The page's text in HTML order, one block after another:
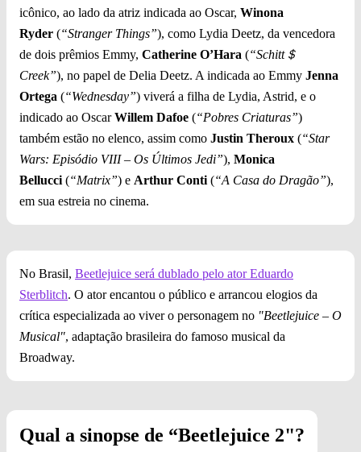
icônico, ao lado da atriz indicada ao Oscar, Winona
Ryder (“Stranger Things”), como Lydia Deetz, da vencedora
de dois prêmios Emmy, Catherine O’Hara (“Schitt＄
Creek”), no papel de Delia Deetz. A indicada ao Emmy Jenna
Ortega (“Wednesday”) viverá a filha de Lydia, Astrid, e o
indicado ao OscarWillem Dafoe (“Pobres Criaturas”)
também estão no elenco, assim como Justin Theroux (“Star
Wars: Episódio VIII – Os Últimos Jedi”), Monica
Bellucci (“Matrix”) e Arthur Conti (“A Casa do Dragão”),
em sua estreia no cinema.
No Brasil, Beetlejuice será dublado pelo ator Eduardo
Sterblitch. O ator encantou o público e arrancou elogios da
crítica especializada ao viver o personagem no "Beetlejuice – O
Musical", adaptação brasileira do famoso musical da
Broadway.
Qual a sinopse de “Beetlejuice 2"?